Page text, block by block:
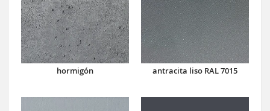
hormigón antracita liso RAL 7015